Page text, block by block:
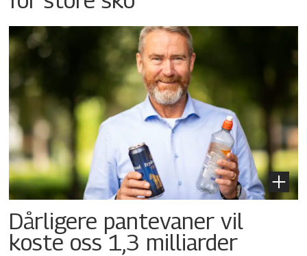
Dårligere pantevaner vil
koste oss 1,3 milliarder